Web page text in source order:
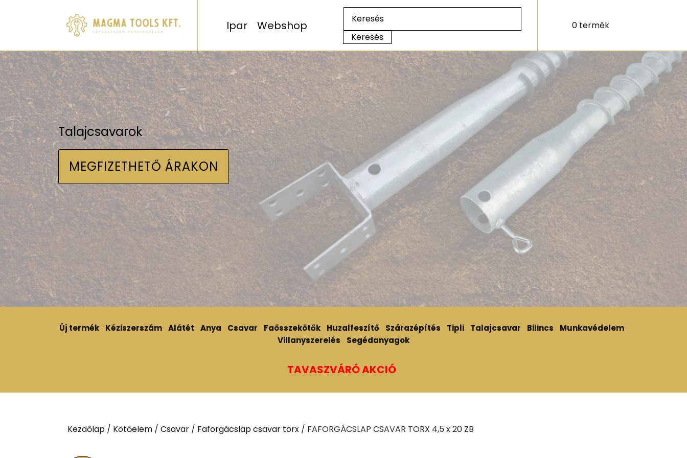
Ipar Webshop 0 termék
Talajcsavarok
MEGFIZETHETŐ ÁRAKON
Új termék Kéziszerszám Alátét Anya Csavar Faösszekötők Huzalfeszítő Szárazépítés Tipli Talajcsavar Bilincs
Munkavédelem
Villanyszerelés
Segédanyagok
TAVASZVÁRÓ AKCIÓ
Kezdőlap / Kötőelem / Csavar / Faforgácslap csavar torx / FAFORGÁCSLAP CSAVAR TORX 4,5 x 20 ZB